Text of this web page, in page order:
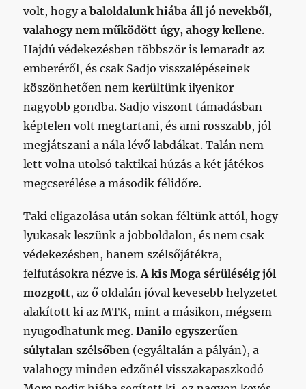
volt, hogya baloldalunk hiába áll jó nevekből,
valahogy nem működött úgy, ahogy kellene.
Hajdú védekezésben többször is lemaradt az
emberéről, és csak Sadjo visszalépéseinek
köszönhetően nem kerültünk ilyenkor
nagyobb gondba. Sadjo viszont támadásban
képtelen volt megtartani, és ami rosszabb, jól
megjátszani a nála lévő labdákat. Talán nem
lett volna utolsó taktikai húzás a két játékos
megcserélése a második félidőre.
Taki eligazolása után sokan féltünk attól, hogy
lyukasak leszünk a jobboldalon, és nem csak
védekezésben, hanem szélsőjátékra,
felfutásokra nézve is.A kis Moga sérüléséig jól
mozgott, az ő oldalán jóval kevesebb helyzetet
alakított ki az MTK, mint a másikon, mégsem
nyugodhatunk meg.Danilo egyszerűen
súlytalan szélsőben (egyáltalán a pályán), a
valahogy minden edzőnél visszakapaszkodó